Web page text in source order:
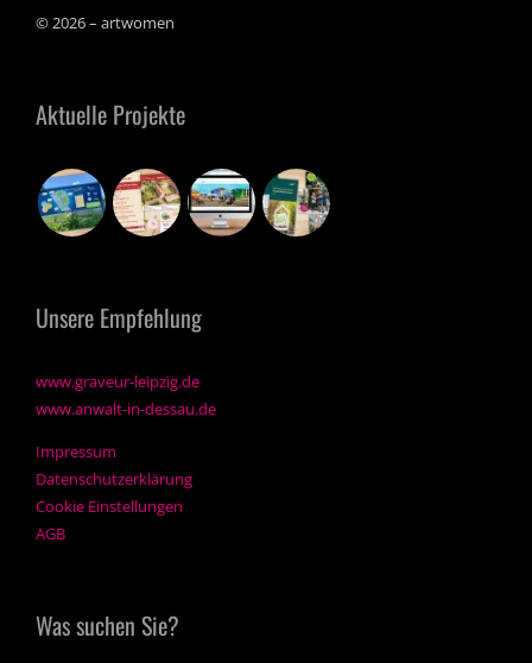
© 2026 – artwomen
Aktuelle Projekte
Unsere Empfehlung
www.graveur-leipzig.de
www.anwalt-in-dessau.de
Impressum
Datenschutzerklärung
Cookie Einstellungen
AGB
Was suchen Sie?